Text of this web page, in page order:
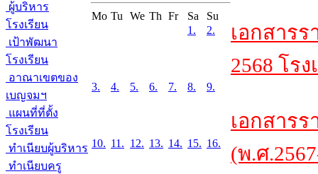
ผู้บริหาร
โรงเรียน
เป้าพัฒนา
โรงเรียน
อาณาเขตของ
เบญจมฯ
แผนที่ที่ตั้ง
โรงเรียน
ทำเนียบผู้บริหาร
ทำเนียบครู
Mo Tu We Th Fr Sa
Su
1.
2.
3. 4. 5. 6. 7. 8. 9.
10. 11. 12. 13. 14. 15. 16.
เอกสาร
2568 โร
เอกสาร
(พ.ศ